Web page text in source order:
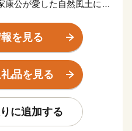
康公が愛した自然風土に恵
た風光明媚な景観が自慢で
「しぞ～かふるさと応援寄
ただき、その魅力を感じて
を見る
品を見る
に追加する